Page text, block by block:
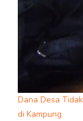
Dana Desa
di Kampung